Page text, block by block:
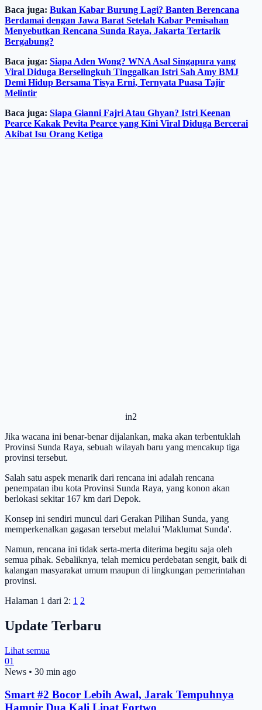
Baca juga: Bukan Kabar Burung Lagi? Banten Berencana
Berdamai dengan Jawa Barat Setelah Kabar Pemisahan
Menyebutkan Rencana Sunda Raya, Jakarta Tertarik
Bergabung?
Baca juga: Siapa Aden Wong? WNA Asal Singapura yang
Viral Diduga Berselingkuh Tinggalkan Istri Sah Amy BMJ
Demi Hidup Bersama Tisya Erni, Ternyata Puasa Tajir
Melintir
Baca juga: Siapa Gianni Fajri Atau Ghyan? Istri Keenan
Pearce Kakak Pevita Pearce yang Kini Viral Diduga Bercerai
Akibat Isu Orang Ketiga
in2
Jika wacana ini benar-benar dijalankan, maka akan terbentuklah
Provinsi Sunda Raya, sebuah wilayah baru yang mencakup tiga
provinsi tersebut.
Salah satu aspek menarik dari rencana ini adalah rencana
penempatan ibu kota Provinsi Sunda Raya, yang konon akan
berlokasi sekitar 167 km dari Depok.
Konsep ini sendiri muncul dari Gerakan Pilihan Sunda, yang
memperkenalkan gagasan tersebut melalui 'Maklumat Sunda'.
Namun, rencana ini tidak serta-merta diterima begitu saja oleh
semua pihak. Sebaliknya, telah memicu perdebatan sengit, baik di
kalangan masyarakat umum maupun di lingkungan pemerintahan
provinsi.
Halaman 1 dari 2: 1 2
Update Terbaru
Lihat semua
01
News • 30 min ago
Smart #2 Bocor Lebih Awal, Jarak Tempuhnya
Hampir Dua Kali Lipat Fortwo